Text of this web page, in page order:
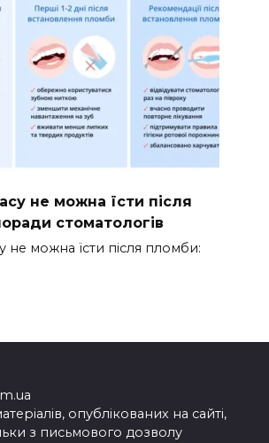
не можна їсти після
стоматологів
не можна їсти після пломби:
опублікованих на сайті,
з письмового дозволу